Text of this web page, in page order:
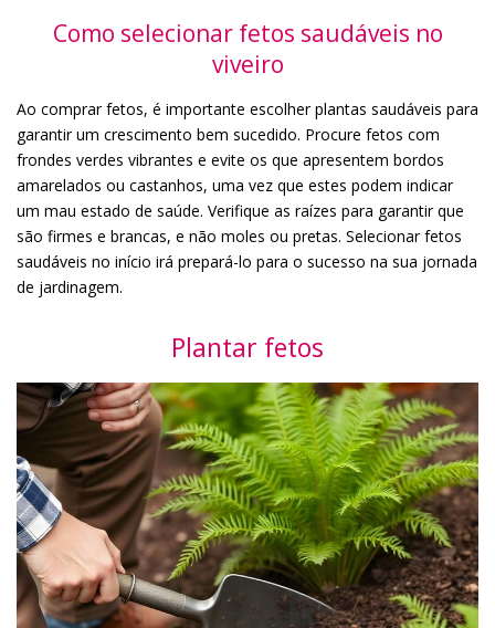
Como selecionar fetos saudáveis no
viveiro
Ao comprar fetos, é importante escolher plantas saudáveis para
garantir um crescimento bem sucedido. Procure fetos com
frondes verdes vibrantes e evite os que apresentem bordos
amarelados ou castanhos, uma vez que estes podem indicar
um mau estado de saúde. Verifique as raízes para garantir que
são firmes e brancas, e não moles ou pretas. Selecionar fetos
saudáveis no início irá prepará-lo para o sucesso na sua jornada
de jardinagem.
Plantar fetos